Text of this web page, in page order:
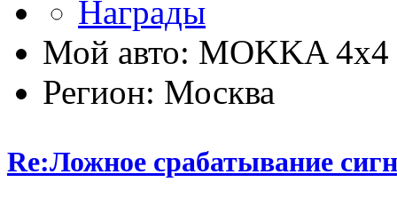
Мой авто: MOKKA 4x4
Регион: Москва
Re:Ложное срабатывание